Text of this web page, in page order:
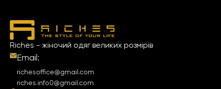
Riches - жіночий одяг великих розмірів
Email:
richesoffice@gmail.com
riches.info0@gmail.com